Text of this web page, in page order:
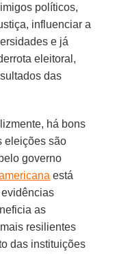
políticos,
influenciar a
e já
eleitoral,
das
há bons
eleições são
governo
está
as
resilientes
das instituições